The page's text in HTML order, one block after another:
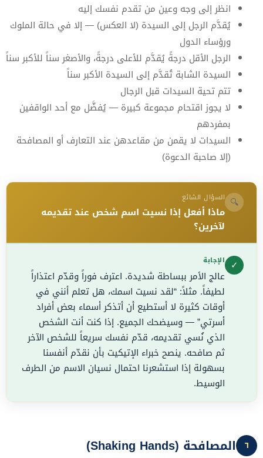
انظر إلى وجه وعين من تقدم نفسك إليه
يُقدَّم الرجل إلى السيدة (لا العكس) — إلا في حالة الملوك
ورؤساء الدول
الرجل الأقل درجةً يُقدَّم للأعلى درجةً، والأصغر سناً للأكبر سناً
السيدة الشابة تُقدَّم إلى السيدة الأكبر سناً
تتم تحية السيدات قبل الرجال
لا يجوز اقتحام مجموعة كبيرة — يُفضَّل مع أحد الواقفين
بمفردهم
السيدات لا يقمن من مقاعدهن عند التعارف أو المصافحة
(إلا صاحبة الدعوة)
🔍 السؤال الشائع
ماذا أفعل إذا نسيت اسم شخص عند تقديمه
لآخرين؟
✓ الإجابة
عالج الأمر ببساطة شديدة. اعترف فوراً وقدّم اعتذاراً
لطيفاً. مثلاً: “لقد نسيت اسمك، هل تعلم أنني في
أوقات كثيرة لا أستطيع أن أتذكر أسماء بعض أفراد
أسرتي” — وسيضحك الجميع. إذا كنت أنت الشخص
الذي نُسي تقديمه، قدّم نفسك سريعاً للشخص الآخر
ثم صافحه. ينصح خبراء الإتيكيت بأن نقدّم أنفسنا
بسهولة إذا استشعرنا احتمال نسيان الاسم من الطرف
الوسيط.
٦ المصافحة (Shaking Hands)